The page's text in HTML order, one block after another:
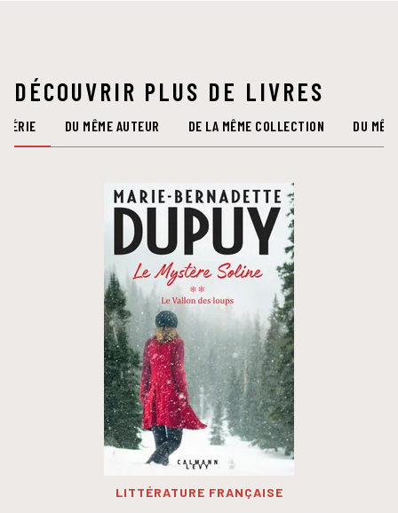
DÉCOUVRIR PLUS DE LIVRES
SÉRIE DU MÊME AUTEUR DE LA MÊME COLLECTION DU
LITTÉRATURE FRANÇAISE